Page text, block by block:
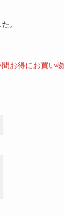
。
お得にお買い物